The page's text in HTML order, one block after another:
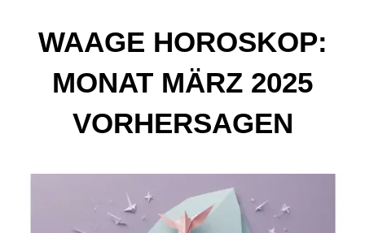
WAAGE HOROSKOP:
MONAT MÄRZ 2025
VORHERSAGEN